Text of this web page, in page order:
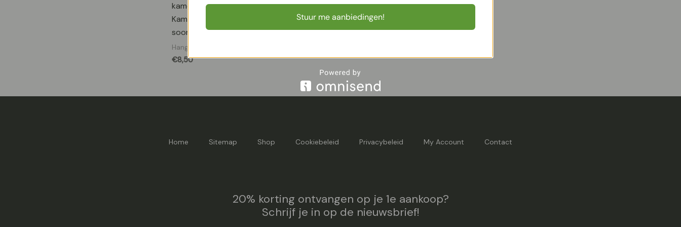
kamerplanten,Kleine planten,Groene
Kamerplanten,Woonkamer,Kamerplanten,Alle
soorten Philodendron
Hangplanten
€8,50
Home Sitemap Shop Cookiebeleid Privacybeleid My Account Contact
20% korting ontvangen op je 1e aankoop?
Schrijf je in op de nieuwsbrief!
Stuur me aanbiedingen!